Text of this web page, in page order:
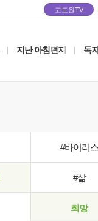
고도원TV
지난 아침편지 독
#바이러스
#삶
희망